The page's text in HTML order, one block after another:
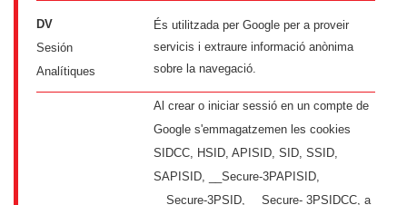
DV
Sesión
Analítiques
És utilitzada per Google per a proveir
servicis i extraure informació anònima
sobre la navegació.
Al crear o iniciar sessió en un compte de
Google s'emmagatzemen les cookies
SIDCC, HSID, APISID, SID, SSID,
SAPISID, __Secure-3PAPISID,
__Secure-3PSID, __Secure- 3PSIDCC, a